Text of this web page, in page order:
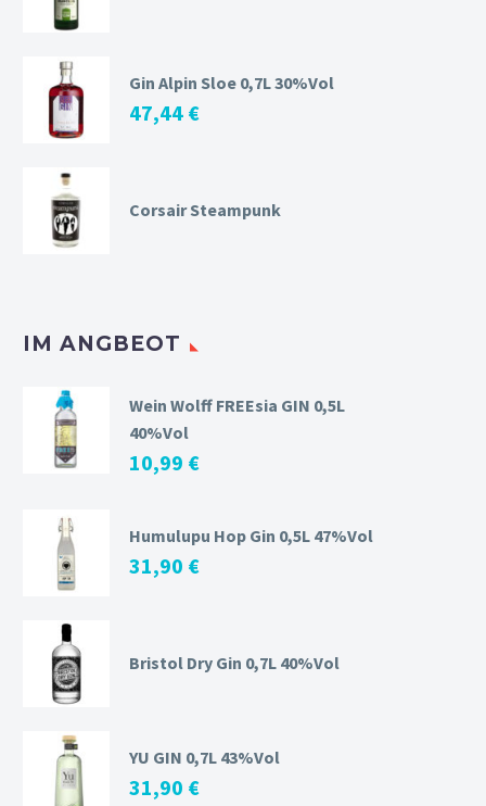
Gin Alpin Sloe 0,7L 30%Vol
47,44 €
Corsair Steampunk
IM ANGBEOT
Wein Wolff FREEsia GIN 0,5L
40%Vol
10,99 €
Humulupu Hop Gin 0,5L 47%Vol
31,90 €
Bristol Dry Gin 0,7L 40%Vol
YU GIN 0,7L 43%Vol
31,90 €